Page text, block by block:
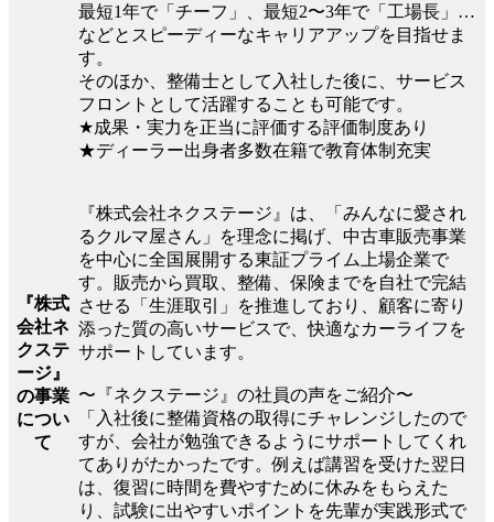
最短1年で「チーフ」、最短2〜3年で「工場長」…
などとスピーディーなキャリアアップを目指せま
す。
そのほか、整備士として入社した後に、サービス
フロントとして活躍することも可能です。
★成果・実力を正当に評価する評価制度あり
★ディーラー出身者多数在籍で教育体制充実
『株式
会社ネ
クステ
ージ』
の事業
につい
て
『株式会社ネクステージ』は、「みんなに愛され
るクルマ屋さん」を理念に掲げ、中古車販売事業
を中心に全国展開する東証プライム上場企業で
す。販売から買取、整備、保険までを自社で完結
させる「生涯取引」を推進しており、顧客に寄り
添った質の高いサービスで、快適なカーライフを
サポートしています。
〜『ネクステージ』の社員の声をご紹介〜
「入社後に整備資格の取得にチャレンジしたので
すが、会社が勉強できるようにサポートしてくれ
てありがたかったです。例えば講習を受けた翌日
は、復習に時間を費やすために休みをもらえた
り、試験に出やすいポイントを先輩が実践形式で